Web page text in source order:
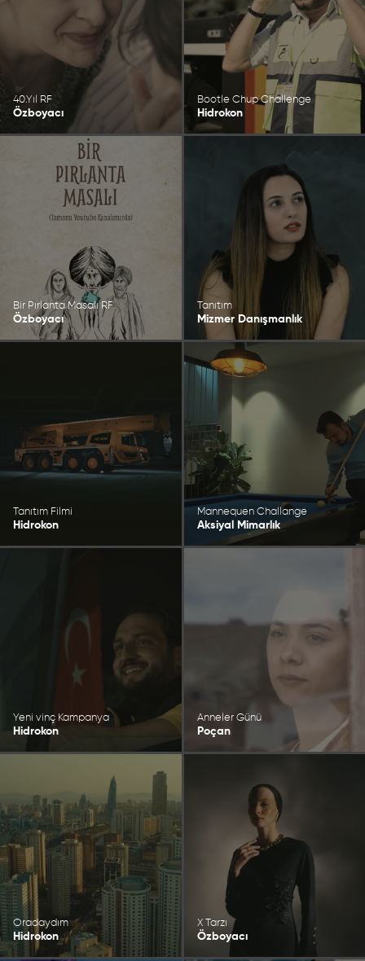
40.Yıl RF
Özboyacı
Bootle Chup Challenge
Hidrokon
Bir Pırlanta Masalı RF
Özboyacı
Tanıtım
Mizmer Danışmanlık
Tanıtım Filmi
Hidrokon
Mannequen Challange
Aksiyal Mimarlık
Yeni vinç Kampanya
Hidrokon
Anneler Günü
Poçan
Oradaydım
Hidrokon
X Tarzı
Özboyacı